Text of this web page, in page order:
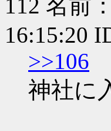
112 名前：
16:15:20
>>106
神社に